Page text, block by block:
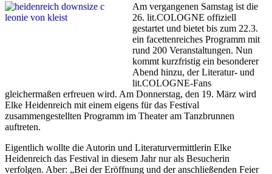
Am vergangenen Samstag ist die
26. lit.COLOGNE offiziell
gestartet und bietet bis zum 22.3.
ein facettenreiches Programm mit
rund 200 Veranstaltungen. Nun
kommt kurzfristig ein besonderer
Abend hinzu, der Literatur- und
lit.COLOGNE-Fans
gleichermaßen erfreuen wird. Am Donnerstag, den 19. März wird
Elke Heidenreich mit einem eigens für das Festival
zusammengestellten Programm im Theater am Tanzbrunnen
auftreten.
Eigentlich wollte die Autorin und Literaturvermittlerin Elke
Heidenreich das Festival in diesem Jahr nur als Besucherin
verfolgen. Aber: „Bei der Eröffnung und der anschließenden Feier